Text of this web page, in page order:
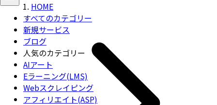
すべてのカテゴリー
新規サービス
ブログ
人気のカテゴリー
AIアート
Eラーニング(LMS)
Webスクレイピング
アフィリエイト(ASP)
HOME